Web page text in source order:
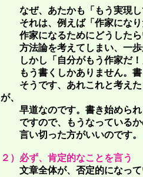
なぜ、あたかも「もう実現し
それは、例えば「作家になり
作家になるためにどうしたら
方法論を考えてしまい、一歩
しかし「自分がもう作家だ！
もう書くしかありません。書
そうです、あれこれと考えた
が、
早道なのです。書き始められ
ですので、もうなっているか
言い切った方がいいのです。
２）必ず、肯定的なことを言う
文章全体が、否定的になっ